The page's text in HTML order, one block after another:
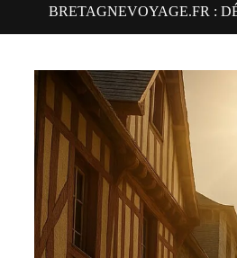
BRETAGNEVOYAGE.FR :